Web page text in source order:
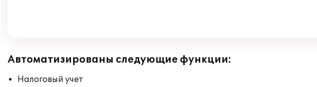
Автоматизированы следующие функции:
Налоговый учет